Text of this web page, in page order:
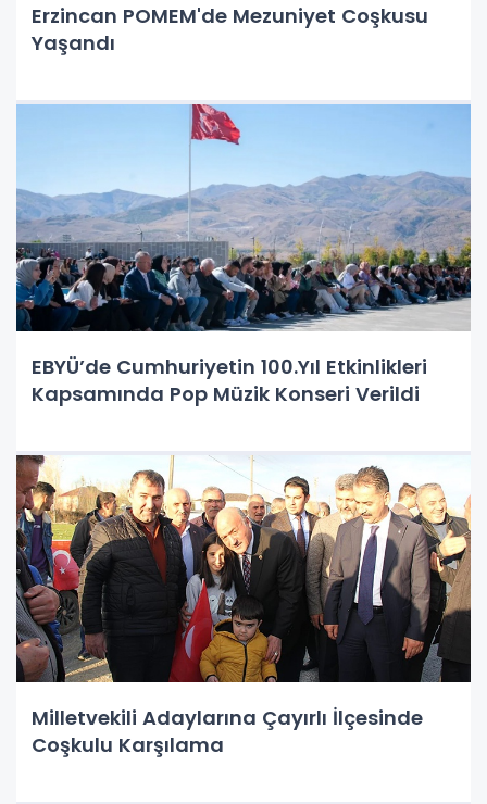
Erzincan POMEM'de Mezuniyet Coşkusu
Yaşandı
EBYÜ’de Cumhuriyetin 100.Yıl Etkinlikleri
Kapsamında Pop Müzik Konseri Verildi
Milletvekili Adaylarına Çayırlı İlçesinde
Coşkulu Karşılama